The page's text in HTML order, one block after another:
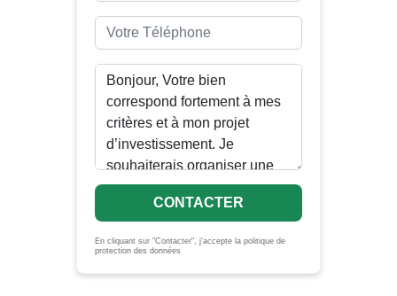
CONTACTER
En cliquant sur "Contacter", j'accepte la politique de
protection des données